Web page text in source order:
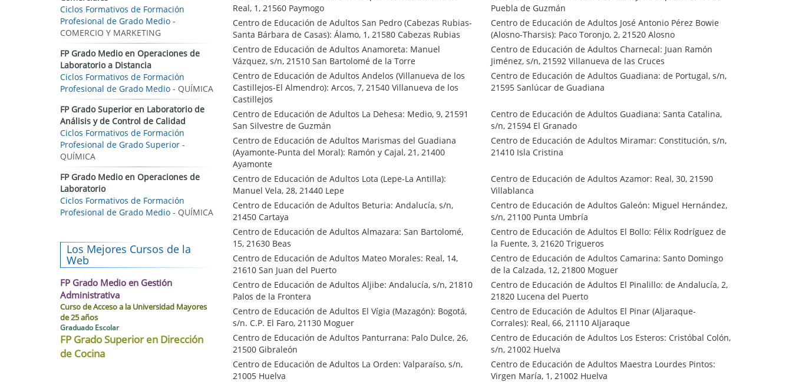
Real, 1, 21560 Paymogo
Puebla de Guzmán
Centro de Educación de Adultos San Pedro (Cabezas Rubias-
Santa Bárbara de Casas): Álamo, 1, 21580 Cabezas Rubias
Centro de Educación de Adultos José Antonio Pérez Bowie
(Alosno-Tharsis): Paco Toronjo, 2, 21520 Alosno
Centro de Educación de Adultos Anamoreta: Manuel
Vázquez, s/n, 21510 San Bartolomé de la Torre
Centro de Educación de Adultos Charnecal: Juan Ramón
Jiménez, s/n, 21592 Villanueva de las Cruces
Centro de Educación de Adultos Andelos (Villanueva de los
Castillejos-El Almendro): Arcos, 7, 21540 Villanueva de los
Castillejos
Centro de Educación de Adultos Guadiana: de Portugal, s/n,
21595 Sanlúcar de Guadiana
Centro de Educación de Adultos La Dehesa: Medio, 9, 21591
San Silvestre de Guzmán
Centro de Educación de Adultos Guadiana: Santa Catalina,
s/n, 21594 El Granado
Centro de Educación de Adultos Marismas del Guadiana
(Ayamonte-Punta del Moral): Ramón y Cajal, 21, 21400
Ayamonte
Centro de Educación de Adultos Miramar: Constitución, s/n,
21410 Isla Cristina
Centro de Educación de Adultos Lota (Lepe-La Antilla):
Manuel Vela, 28, 21440 Lepe
Centro de Educación de Adultos Azamor: Real, 30, 21590
Villablanca
Centro de Educación de Adultos Beturia: Andalucía, s/n,
21450 Cartaya
Centro de Educación de Adultos Galeón: Miguel Hernández,
s/n, 21100 Punta Umbría
Centro de Educación de Adultos Almazara: San Bartolomé,
15, 21630 Beas
Centro de Educación de Adultos El Bollo: Félix Rodríguez de
la Fuente, 3, 21620 Trigueros
Centro de Educación de Adultos Mateo Morales: Real, 14,
21610 San Juan del Puerto
Centro de Educación de Adultos Camarina: Santo Domingo
de la Calzada, 12, 21800 Moguer
Centro de Educación de Adultos Aljibe: Andalucía, s/n, 21810
Palos de la Frontera
Centro de Educación de Adultos El Pinalillo: de Andalucía, 2,
21820 Lucena del Puerto
Centro de Educación de Adultos El Vígia (Mazagón): Bogotá,
s/n. C.P. El Faro, 21130 Moguer
Centro de Educación de Adultos El Pinar (Aljaraque-
Corrales): Real, 66, 21110 Aljaraque
Centro de Educación de Adultos Panturrana: Palo Dulce, 26,
21500 Gibraleón
Centro de Educación de Adultos Los Esteros: Cristóbal Colón,
s/n, 21002 Huelva
Centro de Educación de Adultos La Orden: Valparaíso, s/n,
21005 Huelva
Centro de Educación de Adultos Maestra Lourdes Pintos:
Virgen María, 1, 21002 Huelva
Ciclos Formativos de Formación
Profesional de Grado Medio -
COMERCIO Y MARKETING
FP Grado Medio en Operaciones de
Laboratorio a Distancia
Ciclos Formativos de Formación
Profesional de Grado Medio - QUÍMICA
FP Grado Superior en Laboratorio de
Análisis y de Control de Calidad
Ciclos Formativos de Formación
Profesional de Grado Superior -
QUÍMICA
FP Grado Medio en Operaciones de
Laboratorio
Ciclos Formativos de Formación
Profesional de Grado Medio - QUÍMICA
Los Mejores Cursos de la
Web
FP Grado Medio en Gestión
Administrativa
Curso de Acceso a la Universidad Mayores
de 25 años
Graduado Escolar
FP Grado Superior en Dirección
de Cocina